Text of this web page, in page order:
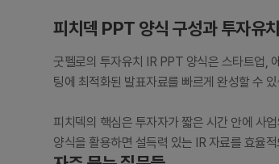
피치덱 PPT 양식 구성과 투자유
굿펠로의 투자유치 IR PPT 양식은 스타트업,
팅에 최적화된 발표자료를 빠르게 완성할 수
피치덱의 핵심은 투자자가 짧은 시간 안에 사
양식을 활용하면 설득력 있는 IR 자료를 효율